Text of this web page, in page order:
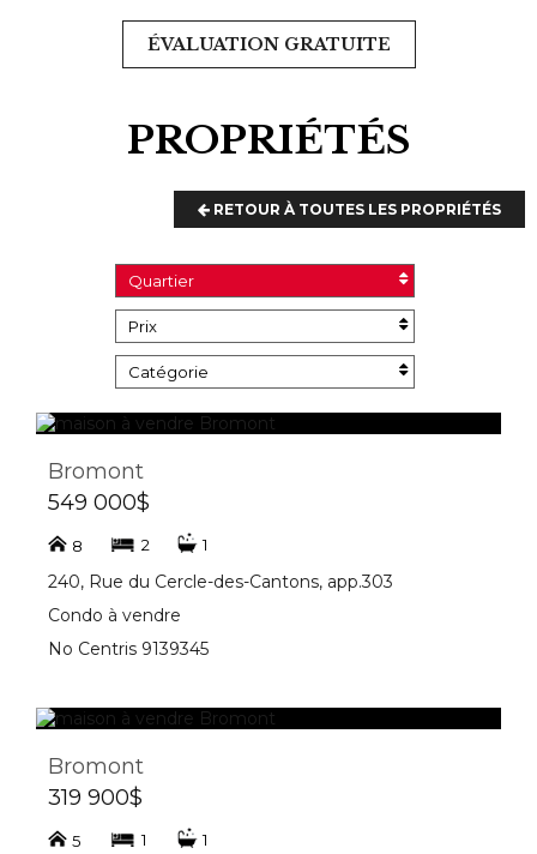
ÉVALUATION GRATUITE
PROPRIÉTÉS
RETOUR À TOUTES LES PROPRIÉTÉS
Quartier
Prix
Catégorie
Bromont
549 000$
8 2 1
240, Rue du Cercle-des-Cantons, app.303
Condo à vendre
No Centris 9139345
Bromont
319 900$
5 1 1